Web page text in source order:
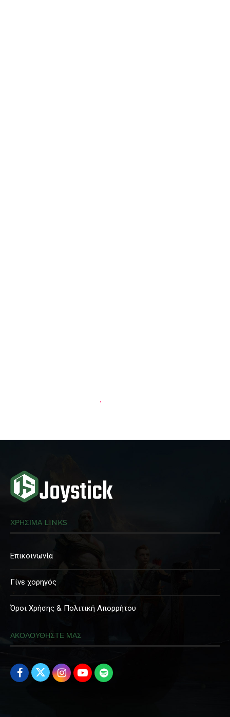
ΧΡΗΣΙΜΑ LINKS
Επικοινωνία
Γίνε χορηγός
Όροι Χρήσης & Πολιτική Απορρήτου
ΑΚΟΛΟΥΘΗΣΤΕ ΜΑΣ